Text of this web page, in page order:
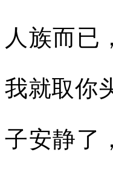
人族而已
我就取你
子安静了